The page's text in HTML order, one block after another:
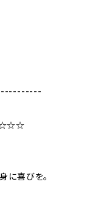
☆☆☆
に喜びを。